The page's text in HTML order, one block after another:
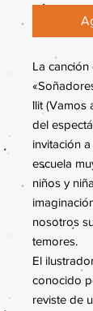
La canción
llit (Vamos
del
invitación
escuela
niños y
nosotros
temores.
El
conocido
reviste de